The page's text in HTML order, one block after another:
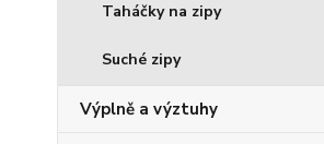
Taháčky na zipy
Suché zipy
Výplně a výztuhy